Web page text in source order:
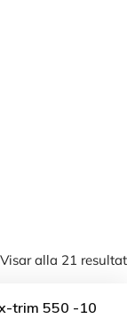
Visar alla 21 resultat
trim 550 -10